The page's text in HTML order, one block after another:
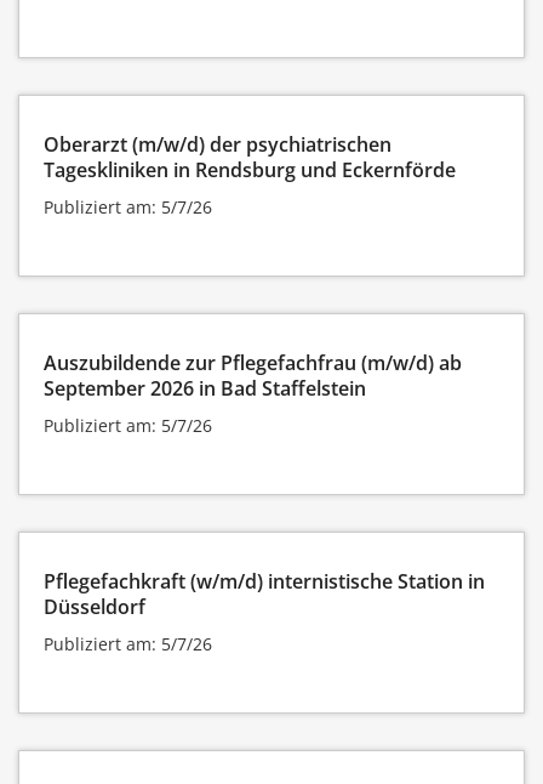
Oberarzt (m/w/d) der psychiatrischen
Tageskliniken in Rendsburg und Eckernförde
Publiziert am: 5/7/26
Auszubildende zur Pflegefachfrau (m/w/d) ab
September 2026 in Bad Staffelstein
Publiziert am: 5/7/26
Pflegefachkraft (w/m/d) internistische Station in
Düsseldorf
Publiziert am: 5/7/26